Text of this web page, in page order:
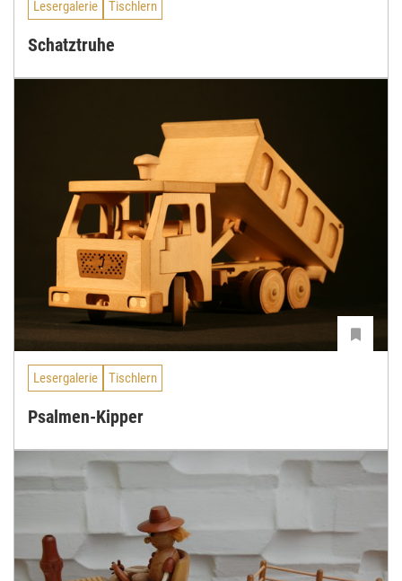
Lesergalerie Tischlern
Schatztruhe
Lesergalerie Tischlern
Psalmen-Kipper